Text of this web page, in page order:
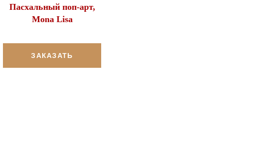
Пасхальный поп-арт,
Mona Lisa
ЗАКАЗАТЬ